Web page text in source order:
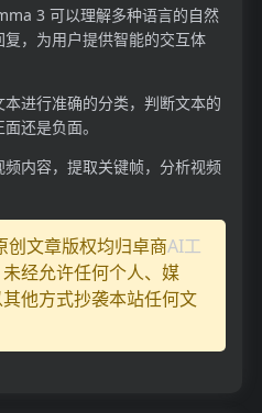
3 可以理解多种语言的自然
，为用户提供智能的交互体
进行准确的分类，判断文本的
还是负面。
内容，提取关键帧，分析视频
文章版权均归卓商AI工
经允许任何个人、媒
他方式抄袭本站任何文